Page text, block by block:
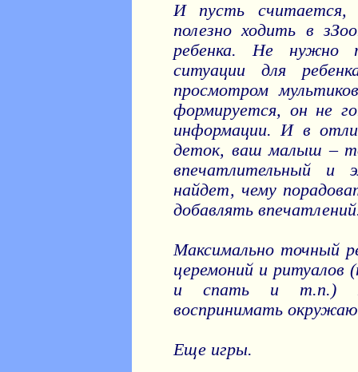
И пусть считается,
полезно ходить в
ребенка. Не нужно
ситуации для
просмотром
формируется, он не
информации. И в
деток, ваш малыш –
впечатлительный и
найдет, чему
добавлять
Максимально точный
церемоний и ритуалов
и спать и т.п.)
воспринимать
Еще игры.